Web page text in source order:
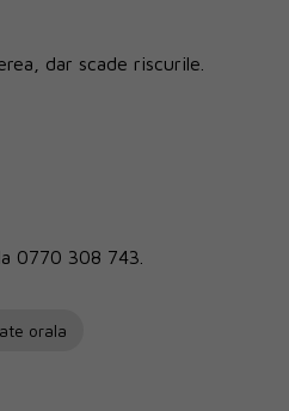
dar scade riscurile.
0770 308 743.
orala